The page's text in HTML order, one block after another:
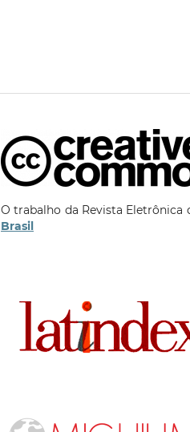
O trabalho da Revista
Brasil